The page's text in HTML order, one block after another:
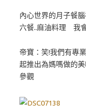
內心世界的月子餐
六餐..麻油料理 我
帝寶：笑!我們有專
起推出為媽嗎做的
參觀